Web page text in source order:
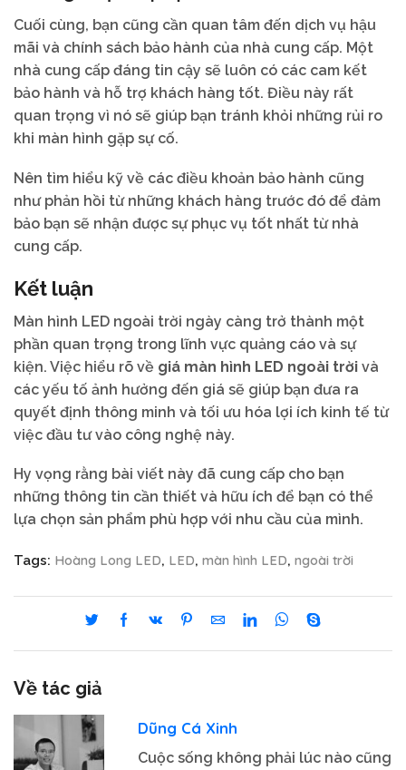
Cuối cùng, bạn cũng cần quan tâm đến dịch vụ hậu
mãi và chính sách bảo hành của nhà cung cấp. Một
nhà cung cấp đáng tin cậy sẽ luôn có các cam kết
bảo hành và hỗ trợ khách hàng tốt. Điều này rất
quan trọng vì nó sẽ giúp bạn tránh khỏi những rủi ro
khi màn hình gặp sự cố.
Nên tìm hiểu kỹ về các điều khoản bảo hành cũng
như phản hồi từ những khách hàng trước đó để đảm
bảo bạn sẽ nhận được sự phục vụ tốt nhất từ nhà
cung cấp.
Kết luận
Màn hình LED ngoài trời ngày càng trở thành một
phần quan trọng trong lĩnh vực quảng cáo và sự
kiện. Việc hiểu rõ về giá màn hình LED ngoài trời và
các yếu tố ảnh hưởng đến giá sẽ giúp bạn đưa ra
quyết định thông minh và tối ưu hóa lợi ích kinh tế từ
việc đầu tư vào công nghệ này.
Hy vọng rằng bài viết này đã cung cấp cho bạn
những thông tin cần thiết và hữu ích để bạn có thể
lựa chọn sản phẩm phù hợp với nhu cầu của mình.
Tags: Hoàng Long LED, LED, màn hình LED, ngoài trời
Về tác giả
Dũng Cá Xinh
Cuộc sống không phải lúc nào cũng